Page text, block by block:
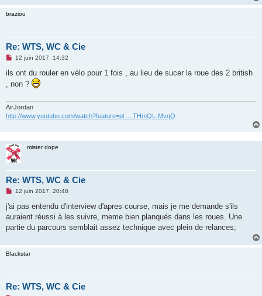
braziou
Re: WTS, WC & Cie
M
s
a
n
n
12 juin 2017, 14:32
ils ont du rouler en vélo pour 1 fois , au lieu de sucer la roue des 2 british
, non ?
AirJordan
http://www.youtube.com/watch?feature=pl ... THmQL-MvqQ
mister dope
Re: WTS, WC & Cie
M
s
a
g
o
n
12 juin 2017, 20:48
j'ai pas entendu d'interview d'apres course, mais je me demande s'ils
auraient réussi à les suivre, meme bien planqués dans les roues. Une
partie du parcours semblait assez technique avec plein de relances;
Blackstar
Re: WTS, WC & Cie